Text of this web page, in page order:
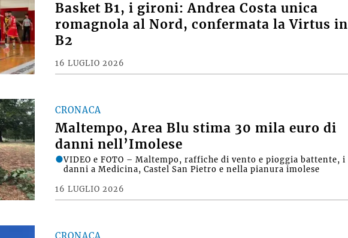
Basket B1, i gironi: Andrea Costa unica
romagnola al Nord, confermata la Virtus in
B2
16 LUGLIO 2026
CRONACA
Maltempo, Area Blu stima 30 mila euro di
danni nell’Imolese
16 LUGLIO 2026
VIDEO e FOTO – Maltempo, raffiche di vento e pioggia battente, i
danni a Medicina, Castel San Pietro e nella pianura imolese